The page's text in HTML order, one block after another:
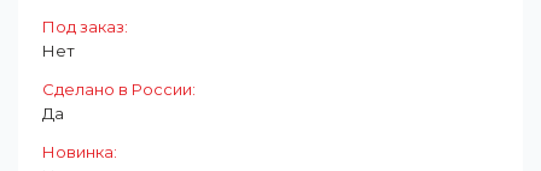
Под заказ:
Нет
Cделано в России:
Да
Новинка: